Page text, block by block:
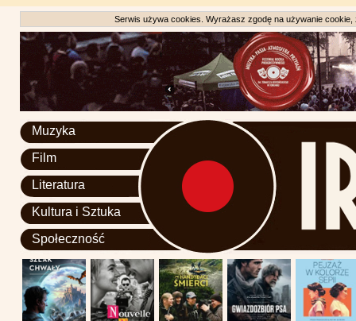
Serwis używa cookies. Wyrażasz zgodę na używanie
Muzyka
Film
Literatura
Kultura i Sztuka
Społeczność